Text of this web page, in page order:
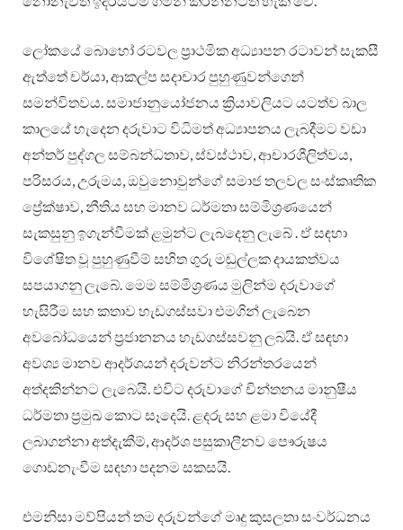
ලෝකයේ බොහෝ රටවල ප්‍රාථමික අධ්‍යාපන රටාවන් සැකසී
ඇත්තේ චර්යා, ආකල්ප සදාචාර පුහුණුවන්ගෙන්
සමන්විතවය. සමාජානුයෝජනය ක්‍රියාවලියට යටත්ව බාල
කාලයේ හැදෙන දරුවාට විධිමත් අධ්‍යාපනය ලැබදීමට වඩා
අන්තර් පුද්ගල සම්බන්ධතාව, ස්වස්ථාව, ආචාරශීලිත්වය,
පරිසරය, උරුමය, ඔවුනොවුන්ගේ සමාජ තලවල සංස්කෘතික
ප්‍රේක්ෂාව, නීතිය සහ මානව ධර්මතා සම්මිශ්‍රණයෙන්
සැකසුනු ඉගැන්වීමක් ළමුන්ට ලැබදෙනු ලැබේ . ඒ සඳහා
විශේෂිත වූ පුහුණුවීම් සහිත ගුරු මඬුල්ලක දායකත්වය
සපයාගනු ලැබේ. මෙම සම්මිශ්‍රණය මුලින්ම දරුවාගේ
හැසිරීම සහ කතාව හැඩගස්සවා එමගින් ලැබෙන
අවබෝධයෙන් ප්‍රජානනය හැඩගස්සවනු ලබයි. ඒ සඳහා
අවශ්‍ය මානව ආදර්ශයන් දරුවන්ට නිරන්තරයෙන්
අත්දකින්නට ලැබෙයි. එවිට දරුවාගේ චින්තනය මානුෂීය
ධර්මතා ප්‍රමුඛ කොට සෑදෙයි. ළදරු සහ ළමා වියේදී
ලබාගන්නා අත්දැකීම්, ආදර්ශ පසුකාලීනව පෞරුෂය
ගොඩනැංවීම සඳහා පදනම සකසයි.
එමනිසා මව්පියන් තම දරුවන්ගේ මෘදු කුසලතා සංවර්ධනය